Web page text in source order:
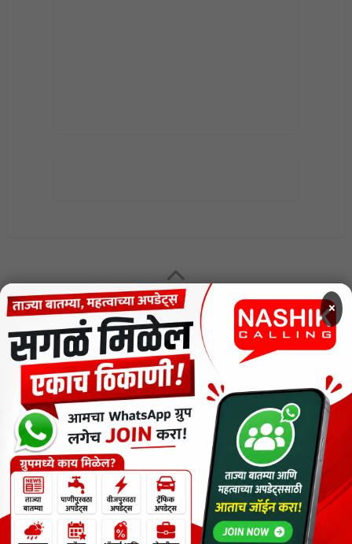
MENU
CODE OF ETHICS FOR DIGITAL NEWS WEBSITES
Contact Us
Privacy Policy
Short News
ThemeNcode PDF Viewer SC [Do not Delete]
वाचकांना विनम्र सूचना
×